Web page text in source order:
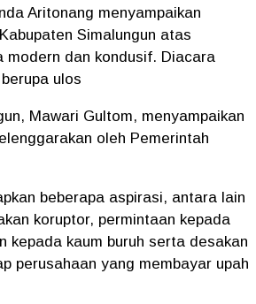
Aritonang menyampaikan
Simalungun atas
modern dan kondusif. Diacara
ulos
Mawari Gultom, menyampaikan
oleh Pemerintah
beberapa aspirasi, antara lain
koruptor, permintaan kepada
kepada kaum buruh serta desakan
perusahaan yang membayar upah